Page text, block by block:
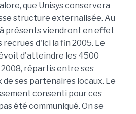
que Unisys conservera
structure externalisée. Au
présents viendront en effet
d'ici la fin 2005. Le
d'atteindre les 4500
répartis entre ses
ses partenaires locaux. Le
consenti pour ces
été communiqué. On se